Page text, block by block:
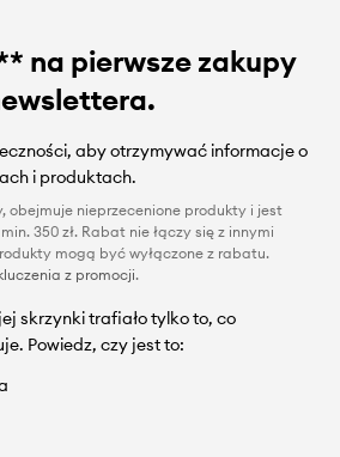
na pierwsze zakupy
aby otrzymywać informacje o
i produktach.
obejmuje nieprzecenione produkty i jest
350 zł. Rabat nie łączy się z innymi
mogą być wyłączone z rabatu.
z promocji.
skrzynki trafiało tylko to, co
Powiedz, czy jest to: